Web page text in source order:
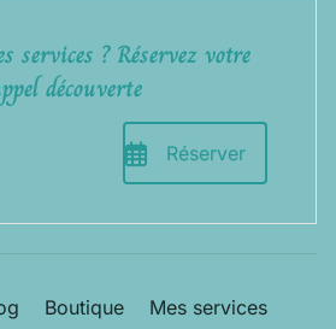
services ? Réservez votre
découverte
Réserver
Boutique Mes services